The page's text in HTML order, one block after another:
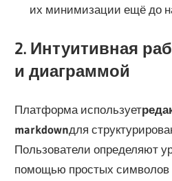
их минимизации ещё до
2. Интуитивная
и диаграммой
Платформа использует
markdownдля
Пользователи определяют
помощью простых символов